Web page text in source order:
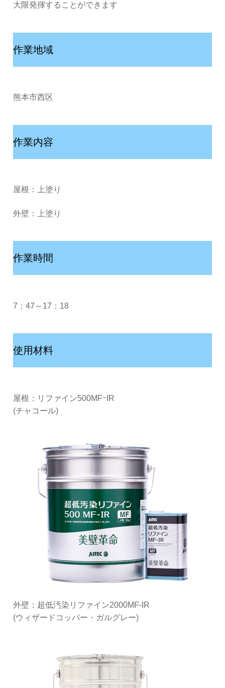
大限発揮することができます
作業地域
熊本市西区
作業内容
屋根：上塗り
外壁：上塗り
作業時間
7：47～17：18
使用材料
屋根：リファイン500MFｰIR
(チャコール)
外壁：超低汚染リファイン2000MF-IR
(ウィザードコッパー・ガルグレー)